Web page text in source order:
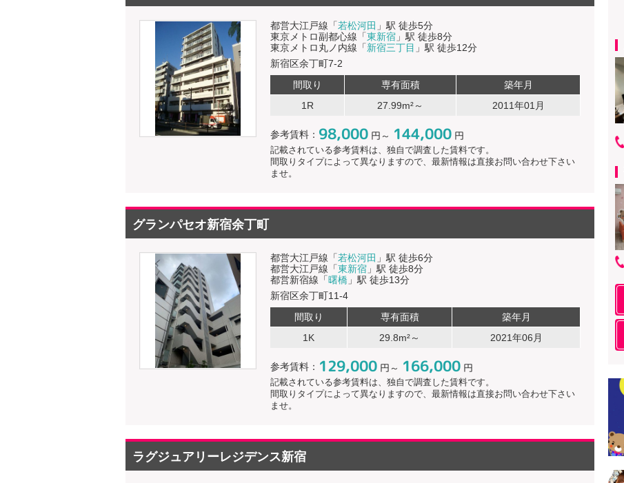
都営大江戸線「若松河田 」駅 徒歩5分
東京メトロ副都心線「東新宿 」駅 徒歩8分
東京メトロ丸ノ内線「新宿三丁目 」駅 徒歩12分
新宿区余丁町7-2
間取り
専有面積
築年月
1R
27.99m²～ 2011年01月
参考賃料： 98,000 円～ 144,000 円
記載されている参考賃料は、独自で調査した賃料です。
間取りタイプによって異なりますので、最新情報は直接お問い合わせ下さい
ませ。
グランパセオ新宿余丁町
都営大江戸線「若松河田 」駅 徒歩6分
都営大江戸線「東新宿 」駅 徒歩8分
都営新宿線「曙橋 」駅 徒歩13分
新宿区余丁町11-4
間取り
専有面積
築年月
1K
29.8m²～ 2021年06月
参考賃料： 129,000 円～ 166,000 円
記載されている参考賃料は、独自で調査した賃料です。
間取りタイプによって異なりますので、最新情報は直接お問い合わせ下さい
ませ。
ラグジュアリーレジデンス新宿